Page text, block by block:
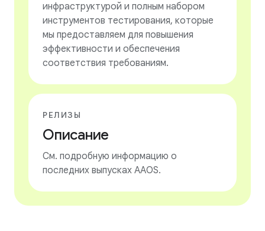
инфраструктурой и полным набором
инструментов тестирования, которые
мы предоставляем для повышения
эффективности и обеспечения
соответствия требованиям.
РЕЛИЗЫ
Описание
См. подробную информацию о
последних выпусках AAOS.